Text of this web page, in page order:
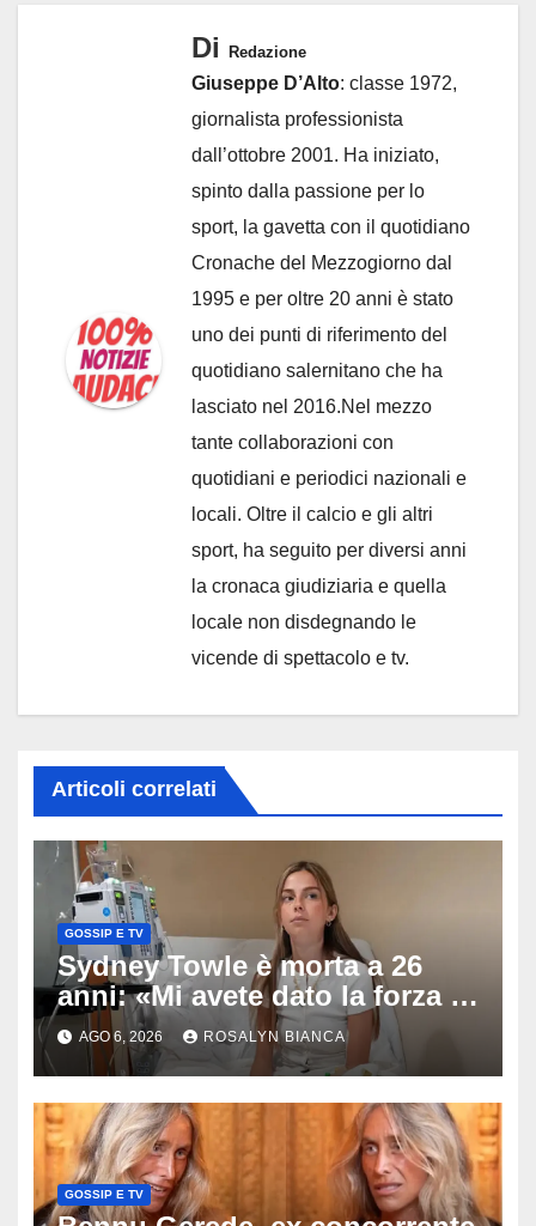
Di Redazione
Giuseppe D’Alto: classe 1972,
giornalista professionista
dall’ottobre 2001. Ha iniziato,
spinto dalla passione per lo
sport, la gavetta con il quotidiano
Cronache del Mezzogiorno dal
1995 e per oltre 20 anni è stato
uno dei punti di riferimento del
quotidiano salernitano che ha
lasciato nel 2016.Nel mezzo
tante collaborazioni con
quotidiani e periodici nazionali e
locali. Oltre il calcio e gli altri
sport, ha seguito per diversi anni
la cronaca giudiziaria e quella
locale non disdegnando le
vicende di spettacolo e tv.
Articoli correlati
GOSSIP E TV
Sydney Towle è morta a 26
anni: «Mi avete dato la forza di
andare avanti», l’ultimo
messaggio dell’influencer
commuove i fan
AGO 6, 2026 ROSALYN BIANCA
GOSSIP E TV